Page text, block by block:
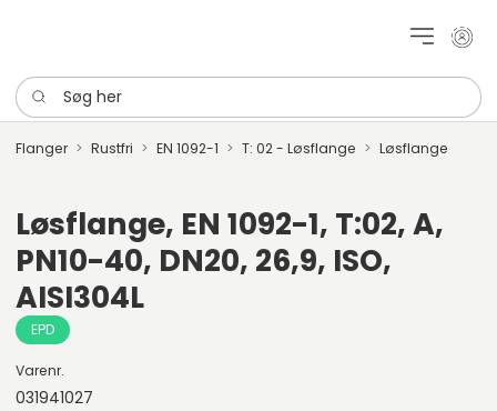
Mit
Søg her
Flanger Rustfri EN 1092-1 T: 02 - Løsflange Løsflange
Løsflange, EN 1092-1, T:02, A,
PN10-40, DN20, 26,9, ISO,
AISI304L
EPD
Varenr.
031941027